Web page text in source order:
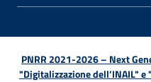
PNRR 2021-2026 – Next
"Digitalizzazione dell’INAIL"